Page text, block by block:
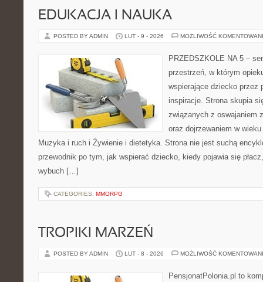
EDUKACJA I NAUKA
POSTED BY ADMIN LUT - 9 - 2026 MOŻLIWOŚĆ
PRZEDSZKOLE NA 5 –
przestrzeń, w którym
wspierające dziecko przez
inspiracje. Strona skupia
związanych z oswajaniem
oraz dojrzewaniem w
Muzyka i ruch i Żywienie i dietetyka. Strona nie jest suchą
przewodnik po tym, jak wspierać dziecko, kiedy pojawia się
wybuch […]
CATEGORIES: MMORPG
TROPIKI MARZEŃ
POSTED BY ADMIN LUT - 8 - 2026 MOŻLIWOŚĆ
PensjonatPolonia.pl to